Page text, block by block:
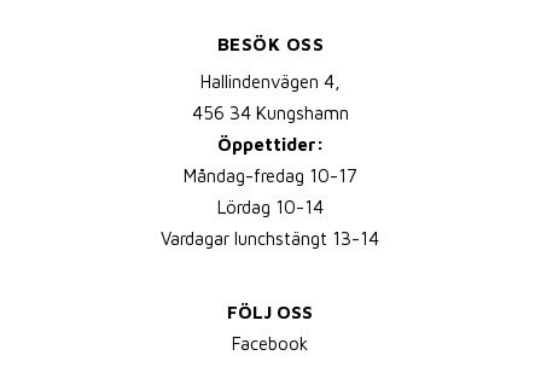
BESÖK OSS
Hallindenvägen 4,
456 34 Kungshamn
Öppettider:
Måndag-fredag 10-17
Lördag 10-14
Vardagar lunchstängt 13-14
FÖLJ OSS
Facebook